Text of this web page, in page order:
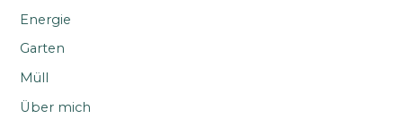
Energie
Garten
Müll
Über mich